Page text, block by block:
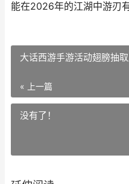
能在2026年的江湖中游刃有
大话西游手游活动翅膀抽
« 上一篇
没有了！